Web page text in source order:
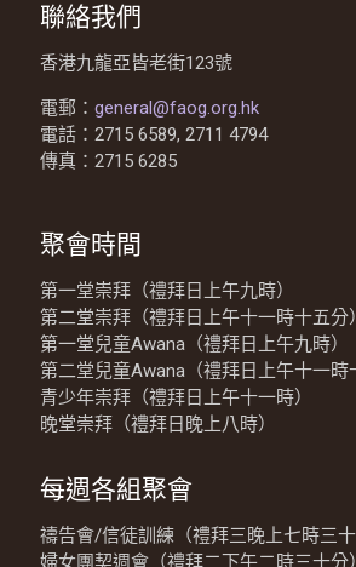
聯絡我們
香港九龍亞皆老街123號
電郵： general@faog.org.hk
電話：2715 6589, 2711 4794
傳真：2715 6285
聚會時間
第一堂崇拜（禮拜日上午九時）
第二堂崇拜（禮拜日上午十一時十五分）
第一堂兒童Awana（禮拜日上午九時）
第二堂兒童Awana（禮拜日上午十一時
青少年崇拜（禮拜日上午十一時）
晚堂崇拜（禮拜日晚上八時）
每週各組聚會
禱告會/信徒訓練（禮拜三晚上七時三十
婦女團契週會（禮拜二下午二時三十分）